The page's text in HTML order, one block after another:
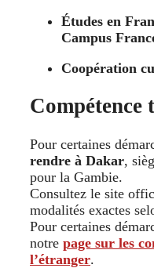
Études en
Campus
Coopération
Pour certaines
rendre à Dakar,
pour la Gambie.
Consultez le site
modalités exactes
Pour certaines
notre page sur les
l’étranger.